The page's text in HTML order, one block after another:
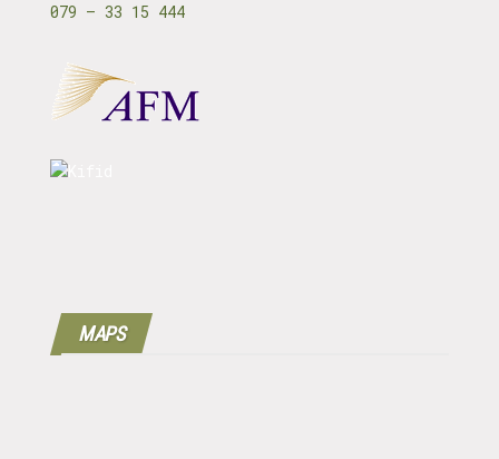
079 – 33 15 444
MAPS